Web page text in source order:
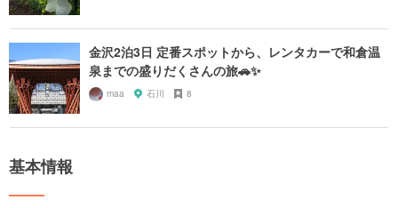
金沢2泊3日 定番スポットから、レンタカーで和倉温
泉までの盛りだくさんの旅🚗✨
maa 石川 8
基本情報